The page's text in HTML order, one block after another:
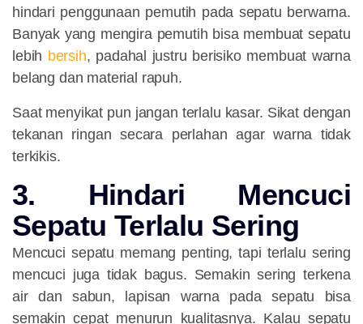
hindari penggunaan pemutih pada sepatu berwarna.
Banyak yang mengira pemutih bisa membuat sepatu
lebih bersih, padahal justru berisiko membuat warna
belang dan material rapuh.
Saat menyikat pun jangan terlalu kasar. Sikat dengan
tekanan ringan secara perlahan agar warna tidak
terkikis.
3. Hindari Mencuci
Sepatu Terlalu Sering
Mencuci sepatu memang penting, tapi terlalu sering
mencuci juga tidak bagus. Semakin sering terkena
air dan sabun, lapisan warna pada sepatu bisa
semakin cepat menurun kualitasnya. Kalau sepatu